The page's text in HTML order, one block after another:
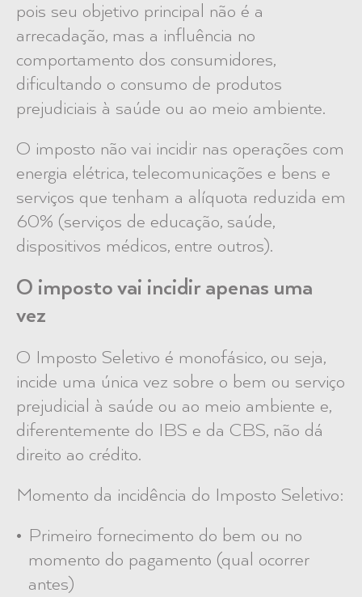
pois seu objetivo principal não é a
arrecadação, mas a influência no
comportamento dos consumidores,
dificultando o consumo de produtos
prejudiciais à saúde ou ao meio ambiente.
O imposto não vai incidir nas operações com
energia elétrica, telecomunicações e bens e
serviços que tenham a alíquota reduzida em
60% (serviços de educação, saúde,
dispositivos médicos, entre outros).
O imposto vai incidir apenas uma
vez
O Imposto Seletivo é monofásico, ou seja,
incide uma única vez sobre o bem ou serviço
prejudicial à saúde ou ao meio ambiente e,
diferentemente do IBS e da CBS, não dá
direito ao crédito.
Momento da incidência do Imposto Seletivo:
Primeiro fornecimento do bem ou no
momento do pagamento (qual ocorrer
antes)